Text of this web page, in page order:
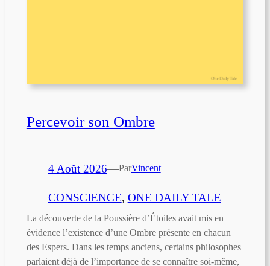
Percevoir son Ombre
4 Août 2026—ParVincent|
CONSCIENCE, ONE DAILY TALE
La découverte de la Poussière d’Étoiles avait mis en
évidence l’existence d’une Ombre présente en chacun
des Espers. Dans les temps anciens, certains philosophes
parlaient déjà de l’importance de se connaître soi-même,